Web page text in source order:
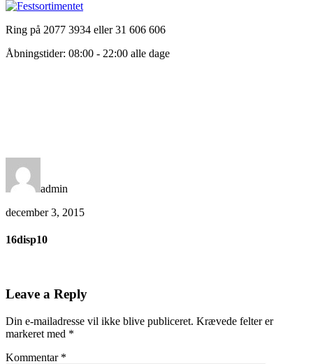
Ring på 2077 3934 eller 31 606 606
Åbningstider: 08:00 - 22:00 alle dage
admin
december 3, 2015
16disp10
Leave a Reply
Din e-mailadresse vil ikke blive publiceret. Krævede felter er
markeret med *
Kommentar *